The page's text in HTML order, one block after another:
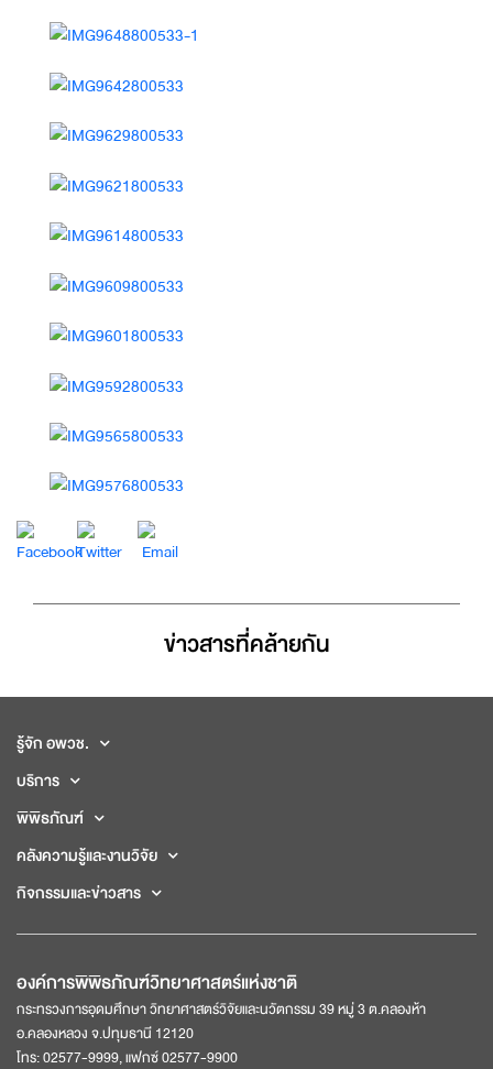
ข่าวสารที่่คล้ายกัน
รู้จัก อพวช.
บริการ
พิพิธภัณฑ์
คลังความรู้และงานวิจัย
กิจกรรมและข่าวสาร
องค์การพิพิธภัณฑ์วิทยาศาสตร์แห่งชาติ
กระทรวงการอุดมศึกษา วิทยาศาสตร์วิจัยและนวัตกรรม 39 หมู่ 3 ต.คลองห้า
อ.คลองหลวง จ.ปทุมธานี 12120
โทร: 02577-9999, แฟกซ์ 02577-9900